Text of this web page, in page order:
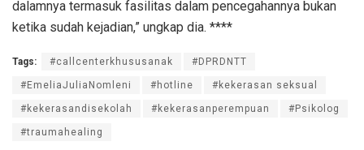
dalamnya termasuk fasilitas dalam pencegahannya bukan
ketika sudah kejadian,” ungkap dia. ****
Tags: #callcenterkhususanak #DPRDNTT
#EmeliaJuliaNomleni #hotline #kekerasan seksual
#kekerasandisekolah #kekerasanperempuan #Psikolog
#traumahealing